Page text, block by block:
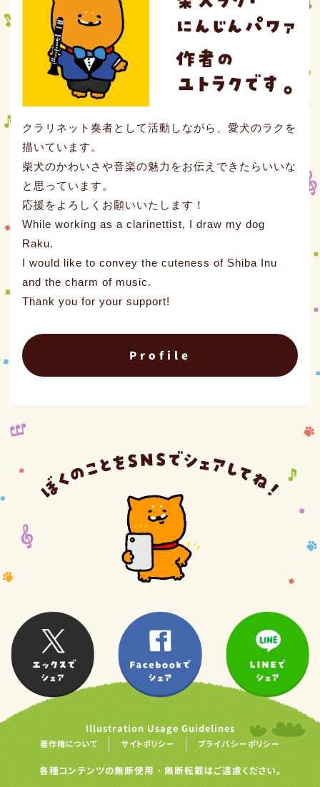
クラリネット奏者として活動しながら、愛犬のラクを
描いています。
柴犬のかわいさや音楽の魅力をお伝えできたらいいな
と思っています。
応援をよろしくお願いいたします！
While working as a clarinettist, I draw my dog
Raku.
I would like to convey the cuteness of Shiba Inu
and the charm of music.
Thank you for your support!
Profile
Illustration Usage Guidelines
著作権について サイトポリシー プライバシーポリシー
各種コンテンツの無断使用・無断転載はご遠慮ください。